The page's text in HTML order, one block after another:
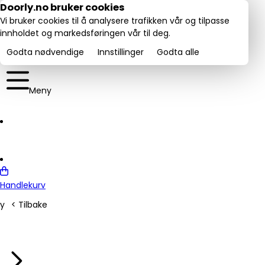
Utmerket:
4.6/5
Meny
Handlekurv
< Tilbake
Doorly.no bruker cookies
Vi bruker cookies til å analysere trafikken vår og tilpasse
innholdet og markedsføringen vår til deg.
Godta nødvendige
Innstillinger Godta alle